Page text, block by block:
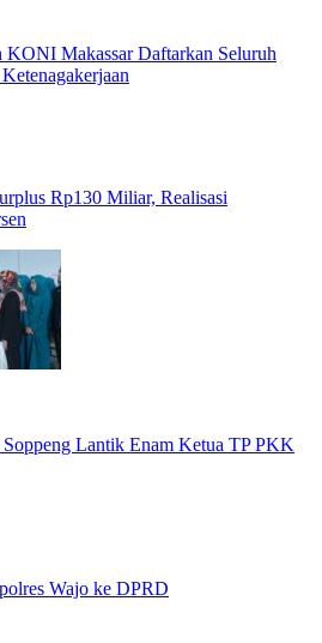
Makassar Daftarkan Seluruh
Rp130 Miliar, Realisasi
Lantik Enam Ketua TP PKK
Wajo ke DPRD